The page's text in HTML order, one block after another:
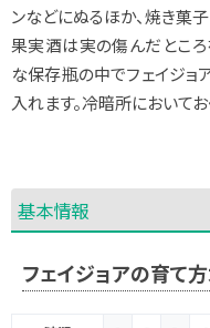
ンなどにぬるほか、焼き菓
果実酒は実の傷んだところ
な保存瓶の中でフェイジョ
入れます。冷暗所において
基本情報
フェイジョアの育て